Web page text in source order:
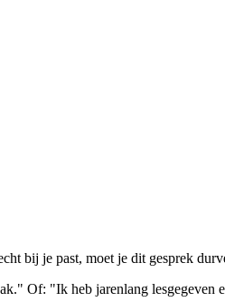
bij je past, moet je dit gesprek
Of: "Ik heb jarenlang lesgegeven